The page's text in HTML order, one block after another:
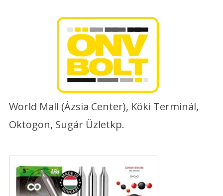
World Mall (Ázsia Center), Köki Terminál,
Oktogon, Sugár Üzletkp.